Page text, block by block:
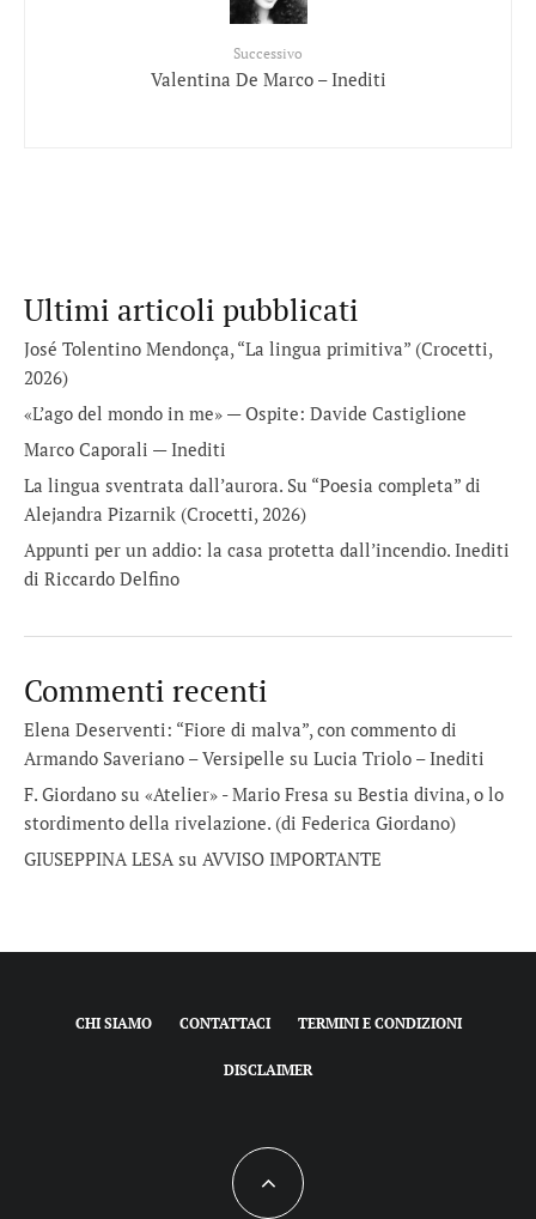
Successivo
Valentina De Marco – Inediti
Ultimi articoli pubblicati
José Tolentino Mendonça, “La lingua primitiva” (Crocetti,
2026)
«L’ago del mondo in me» — Ospite: Davide Castiglione
Marco Caporali — Inediti
La lingua sventrata dall’aurora. Su “Poesia completa” di
Alejandra Pizarnik (Crocetti, 2026)
Appunti per un addio: la casa protetta dall’incendio. Inediti
di Riccardo Delfino
Commenti recenti
Elena Deserventi: “Fiore di malva”, con commento di
Armando Saveriano – Versipelle su Lucia Triolo – Inediti
F. Giordano su «Atelier» - Mario Fresa su Bestia divina, o lo
stordimento della rivelazione. (di Federica Giordano)
GIUSEPPINA LESA su AVVISO IMPORTANTE
CHI SIAMO CONTATTACI TERMINI E CONDIZIONI
DISCLAIMER